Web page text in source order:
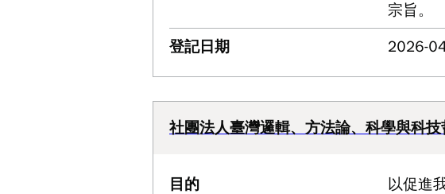
宗旨。
登記日期
2026-
社團法人臺灣邏輯、方法論、科學與科
目的
以促進